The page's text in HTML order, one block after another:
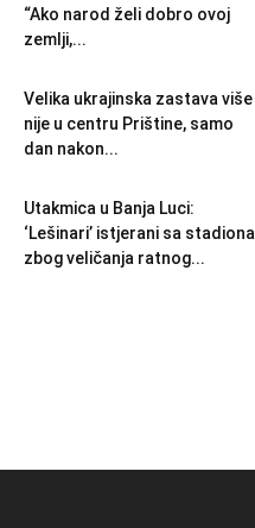
“Ako narod želi dobro ovoj
zemlji,...
Velika ukrajinska zastava više
nije u centru Prištine, samo
dan nakon...
Utakmica u Banja Luci:
‘Lešinari’ istjerani sa stadiona
zbog veličanja ratnog...